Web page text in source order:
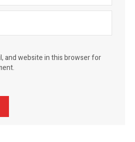
and website in this browser for